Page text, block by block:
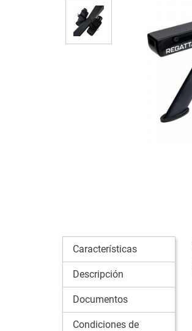
Características
Descripción
Documentos
Condiciones de